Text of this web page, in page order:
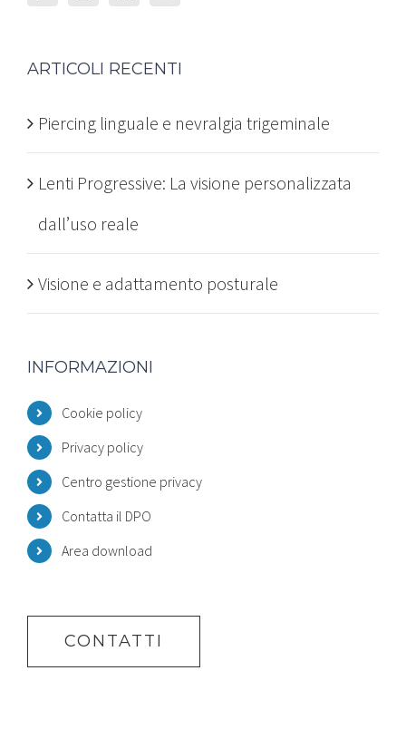
ARTICOLI RECENTI
Piercing linguale e nevralgia trigeminale
Lenti Progressive: La visione personalizzata
dall’uso reale
Visione e adattamento posturale
INFORMAZIONI
Cookie policy
Privacy policy
Centro gestione privacy
Contatta il DPO
Area download
CONTATTI